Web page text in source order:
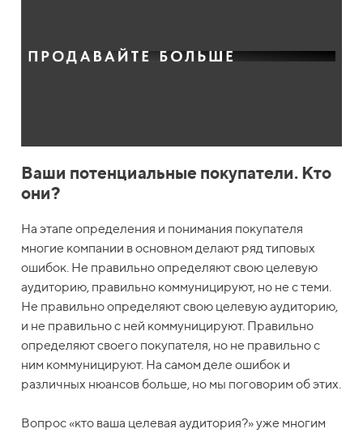
Ваши потенциальные покупатели. Кто
они?
На этапе определения и понимания покупателя
многие компании в основном делают ряд типовых
ошибок. Не правильно определяют свою целевую
аудиторию, правильно коммуницируют, но не с теми.
Не правильно определяют свою целевую аудиторию,
и не правильно с ней коммуницируют. Правильно
определяют своего покупателя, но не правильно с
ним коммуницируют. На самом деле ошибок и
различных нюансов больше, но мы поговорим об этих.
Вопрос «кто ваша целевая аудитория?» уже многим